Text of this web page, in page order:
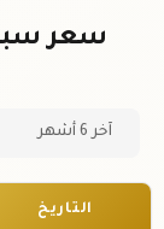
آخر 6 أشهر
التاريخ